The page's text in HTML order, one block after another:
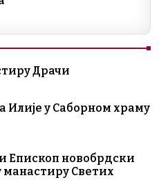
Драчи
Илије у Саборном храму
Епископ новобрдски
Светих